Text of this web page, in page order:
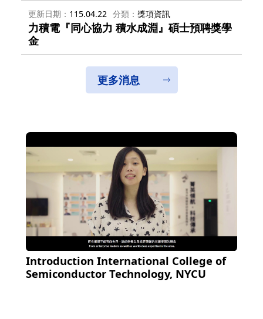
更新日期 115.04.22 分類 獎項資訊
力積電『同心協力 積水成淵』碩士預聘獎學
金
更多消息
Introduction International College of
Semiconductor Technology, NYCU